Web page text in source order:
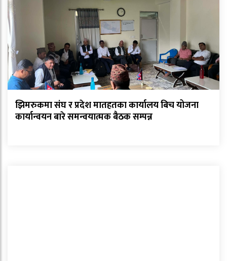
झिमरुकमा संघ र प्रदेश मातहतका कार्यालय बिच योजना
कार्यान्वयन बारे समन्वयात्मक बैठक सम्पन्न